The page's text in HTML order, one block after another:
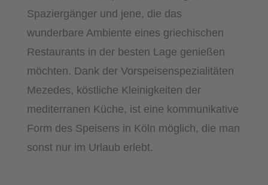
Spaziergänger und jene, die das
wunderbare Ambiente eines griechischen
Restaurants in der besten Lage genießen
möchten. Dank der Vorspeisenspezialitäten
Mezedes, köstliche Kleinigkeiten der
mediterranen Küche, ist eine kommunikative
Form des Speisens in Köln möglich, die man
sonst nur im Urlaub erlebt.